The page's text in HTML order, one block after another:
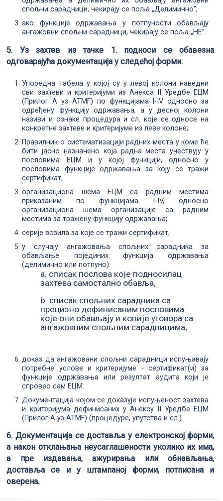
спољни сарадници, чекирају се поља „Делимично”;
ако функције одржавања у потпуности обављају
ангажовни спољни сарадници, чекирају се поља „НЕ”.
5. Уз захтев из тачке 1. подноси се обавезна
одговарајућа документација у следећој форми:
Упоредна табела у којој су у левој колони наведни
сви захтеви и критеријуми из Анекса II Уредбe EЦM
(Прилог A уз ATMF) по функцијама I-IV односно за
одређену функцију одржавања, а у десној колони
називи и ознаке процедура и сл. које се односе на
конкретне захтеве и критеријуме из леве колоне;
Правилник о систематизацији радних места у коме ће
бити јасно назначено која радна места учествују у
пословима ЕЦМ и у којој функцији, односно у
пословима функције одржавања за коју се тражи
сертификат;
оргaнизациона шема ЕЦМ са радним местима
приказаним по функцијама I-IV, односно
организациона шема организације са радним
местима за тражену функцију одржавања;
серије возила за које се тражи сертификат;
у случају ангажовања спољних сарадника за
обављање појединих функција одржавања
(делимично или потпуно):
a. списак послова које подносилац
захтева самостално обавља,
b. списак спољних сарадника са
прецизно дефинисаним пословима
које они обављају и копије уговора са
ангажовним спољним сарадницима;
доказ да ангажовани спољни сарадници испуњавају
потребне услове и критеријуме - сертификат(и) за
функције одржавања или резултат аудита који је
спровео сам ЕЦМ.
Документација којом се доказује испуњеност захтева
и критеријума дефинисаних у Анексу II Уредбe EЦM
(Прилог A уз ATMF) (процедуре, упутства и сл.).
6. Документација се доставља у електронској форми,
а након отклањања неусаглашености уколико их има,
а пре издавања, ажурирања или обнављања,
доставља се и у штампаној форми, потписана и
оверена.